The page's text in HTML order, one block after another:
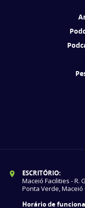
ESCRITÓRIO:
Maceió Facilities - R.
Ponta Verde, Maceió
Horário de